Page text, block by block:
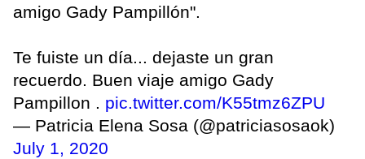
amigo Gady Pampillón".
Te fuiste un día... dejaste un gran
recuerdo. Buen viaje amigo Gady
Pampillon . pic.twitter.com/K55tmz6ZPU
— Patricia Elena Sosa (@patriciasosaok)
July 1, 2020